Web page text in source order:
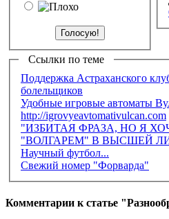
Ссылки по теме
Поддержка Астраханского
болельщиков
Удобные игровые автоматы
http://igrovyeavtomativulcan.com
"ИЗБИТАЯ ФРАЗА, НО Я
"ВОЛГАРЕМ" В ВЫСШЕЙ
Научный футбол...
Свежий номер "Форварда"
Комментарии к статье